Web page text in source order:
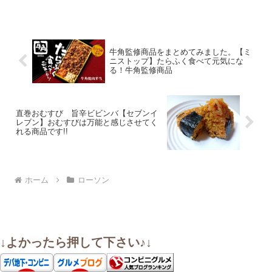
牛角監修商品をまとめてみました。【ミ
ニストップ】たらふく食べて元気にな
る！牛角監修商品
直巻おむすび 旨辛ビビンバ【セブンイ
レブン】おむすびは万能と感じさせてく
れる商品です!!
ホーム ローソン
↓よかったら押して下さい♪↓